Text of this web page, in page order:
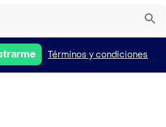
Términos y condiciones